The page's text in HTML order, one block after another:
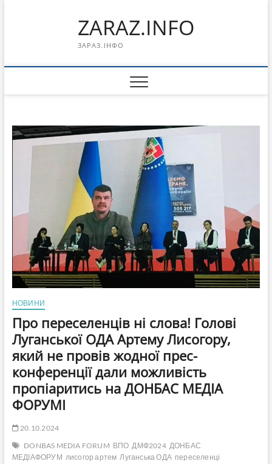
ZARAZ.INFO
ЗАРАЗ.ІНФО
НОВИНИ
Про переселенців ні слова! Голові
Луганської ОДА Артему Лисогору,
який не провів жодної прес-
конференції дали можливість
пропіаритись на ДОНБАС МЕДІА
ФОРУМІ
20.10.2024
DONBAS MEDIA FORUM ВПО ДМФ2024 ДОНБАС
МЕДІАФОРУМ лисогор артем Луганська ОДА переселенці